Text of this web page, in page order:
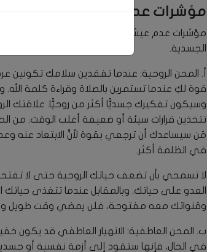
مؤشرات عدم عيشك بسلام
مؤشرات عدم عيشك بسلام قد تظهر من خلال محن
الجسدية.
أ. المحن الروحية: عندما تفقدين سلامك
قوة لكِ عندما تستمرين بالصلاة وقراءة كلمة
وسيكون تفكيرك جسديًّا أكثر من روحيًّا. علاقتك
تتخذين قرارات سيئة أو ضعيفة أغلب الوقت. من
مَن سيساعدك أن ترجعي بقوة لأنَّ الابتعاد
في الظلمة أكثر.
لا تسمحي بأن تضعف حياتك الروحية حتى لا
العدو على حياتك. وبالمقابل عندما تتغذى
وقنواتك معه مفتوحة، فلن يمضي وقت طويل
ب. المحن العاطفية: الانهيار العاطفي قد يكون
في الحال، فإنها ستقود إلى أزمة نفسية أو